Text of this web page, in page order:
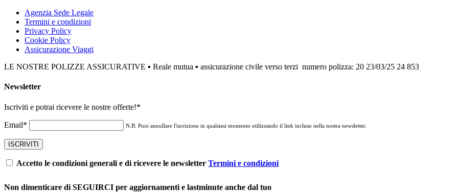
Agenzia Sede Legale
Termini e condizioni
Privacy Policy
Cookie Policy
Assicurazione Viaggi
LE NOSTRE POLIZZE ASSICURATIVE ▪ Reale mutua ▪ assicurazione civile verso terzi numero polizza: 20 23/03/25 24 853
Newsletter
Iscriviti e potrai ricevere le nostre offerte!*
Email* N.B. Puoi annullare l'iscrizione in qualsiasi momento utilizzando il link incluso nella nostra newsletter.
Accetto le condizioni generali e di ricevere le newsletter Termini e condizioni
Non dimenticare di SEGUIRCI per aggiornamenti e lastminute anche dal tuo